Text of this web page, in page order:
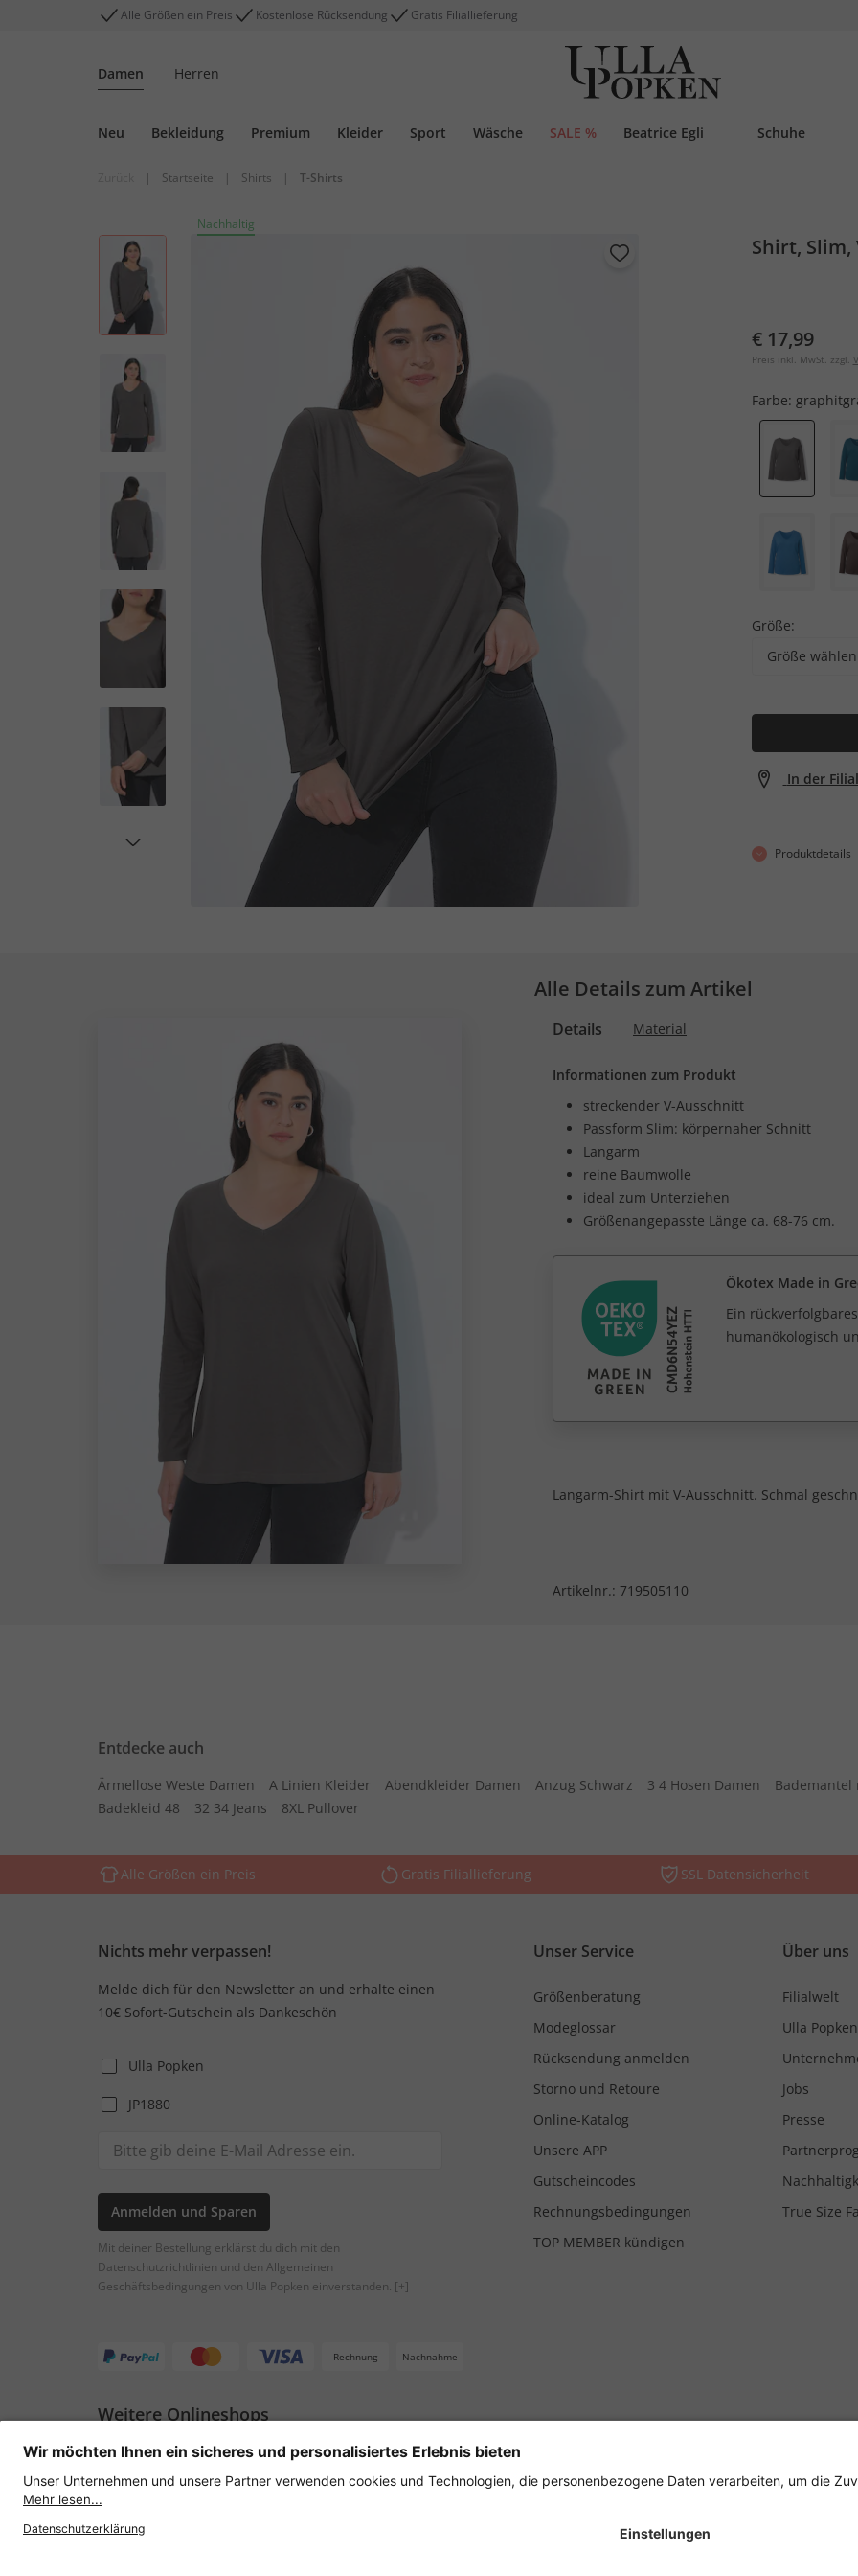
Alle Größen ein Preis Kostenlose Rücksendung Gratis Filiallieferung
Damen Herren
Neu Bekleidung Premium Kleider Sport Wäsche SALE % Beatrice Egli Schuhe
| Startseite | Shirts | T-Shirts
Nachhaltig
Shirt,
€ 17,99
Preis inkl. MwSt. zzgl.
Farbe:
Größe:
Größe wählen
In der
Produktdetails
Alle Details zum Artikel
Details Material
Informationen zum Produkt
streckender V-Ausschnitt
Passform Slim: körpernaher Schnitt
Langarm
reine Baumwolle
ideal zum Unterziehen
Größenangepasste Länge ca. 68-76 cm.
Ökotex Made in
Ein
humanökologisch
Langarm-Shirt mit V-Ausschnitt. Schmal
Artikelnr.: 719505110
Entdecke auch
Ärmellose Weste Damen A Linien Kleider Abendkleider Damen Anzug Schwarz 3 4 Hosen Damen
Bademantel
Badekleid 48
32 34 Jeans 8XL Pullover
Alle Größen ein Preis Gratis Filiallieferung SSL Datensicherheit
Nichts mehr verpassen!
Melde dich für den Newsletter an und erhalte einen
10€ Sofort-Gutschein als Dankeschön
Ulla Popken
JP1880
Anmelden und Sparen
Mit deiner Bestellung erklärst du dich mit den
Datenschutzrichtlinien und den Allgemeinen
Geschäftsbedingungen von Ulla Popken einverstanden. [+]
Unser Service
Größenberatung
Modeglossar
Rücksendung anmelden
Storno und Retoure
Online-Katalog
Unsere APP
Gutscheincodes
Rechnungsbedingungen
TOP MEMBER kündigen
Über uns
Filialwelt
Ulla
Jobs
Presse
True Size
Rechnung Nachnahme
Weitere Onlineshops
Österreich